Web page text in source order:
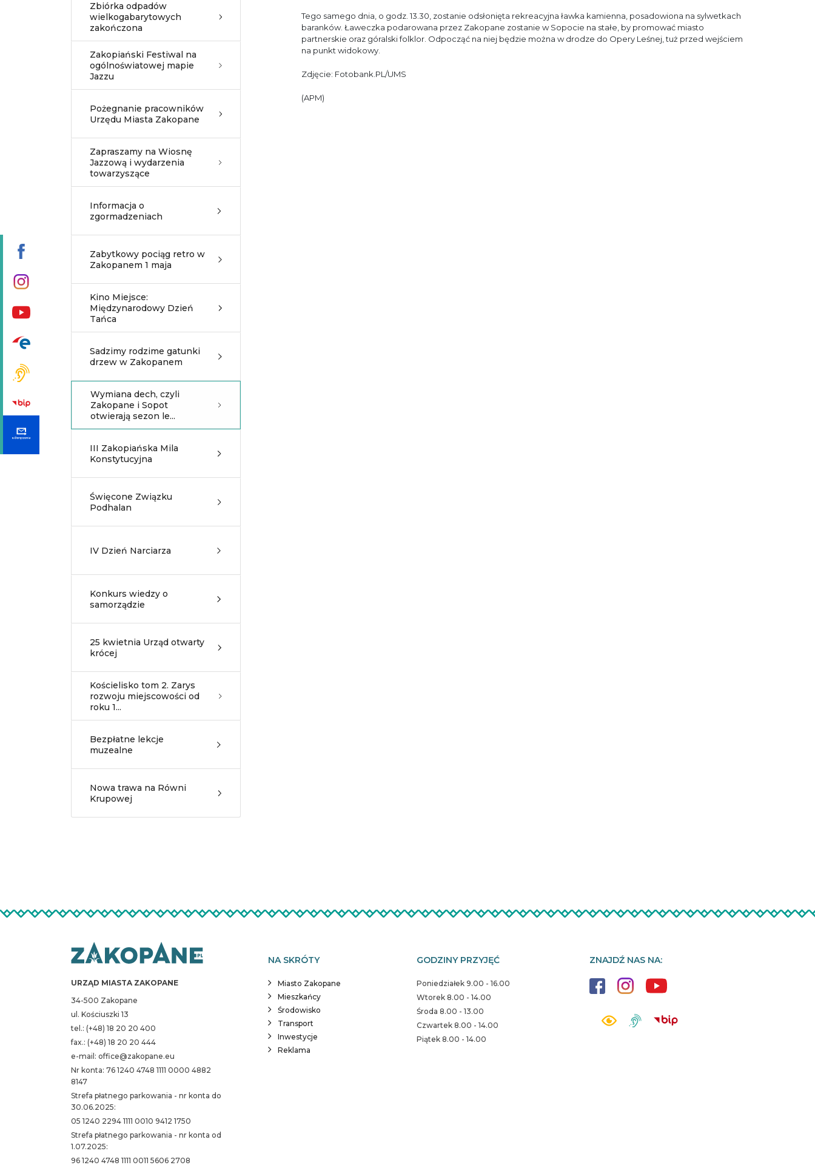
Zbiórka odpadów
wielkogabarytowych
zakończona
Zakopiański Festiwal na
ogólnoświatowej mapie
Jazzu
Pożegnanie pracowników
Urzędu Miasta Zakopane
Zapraszamy na Wiosnę
Jazzową i wydarzenia
towarzyszące
Informacja o
zgormadzeniach
Zabytkowy pociąg retro w
Zakopanem 1 maja
Kino Miejsce:
Międzynarodowy Dzień
Tańca
Sadzimy rodzime gatunki
drzew w Zakopanem
Wymiana dech, czyli
Zakopane i Sopot
otwierają sezon le...
III Zakopiańska Mila
Konstytucyjna
Święcone Związku
Podhalan
IV Dzień Narciarza
Konkurs wiedzy o
samorządzie
25 kwietnia Urząd otwarty
krócej
Kościelisko tom 2. Zarys
rozwoju miejscowości od
roku 1...
Bezpłatne lekcje
muzealne
Nowa trawa na Równi
Krupowej
Tego samego dnia, o godz. 13.30, zostanie odsłonięta rekreacyjna ławka kamienna, posadowiona na sylwetkach
baranków. Ławeczka podarowana przez Zakopane zostanie w Sopocie na stałe, by promować miasto
partnerskie oraz góralski folklor. Odpocząć na niej będzie można w drodze do Opery Leśnej, tuż przed wejściem
na punkt widokowy.
Zdjęcie: Fotobank.PL/UMS
(APM)
URZĄD MIASTA ZAKOPANE
34-500 Zakopane
ul. Kościuszki 13
tel.: (+48) 18 20 20 400
fax.: (+48) 18 20 20 444
e-mail: office@zakopane.eu
Nr konta: 76 1240 4748 1111 0000 4882
8147
Strefa płatnego parkowania - nr konta do
30.06.2025:
05 1240 2294 1111 0010 9412 1750
Strefa płatnego parkowania - nr konta od
1.07.2025:
96 1240 4748 1111 0011 5606 2708
NA SKRÓTY
Miasto Zakopane
Mieszkańcy
Środowisko
Transport
Inwestycje
Reklama
GODZINY PRZYJĘĆ
Poniedziałek 9.00 - 16.00
Wtorek 8.00 - 14.00
Środa 8.00 - 13.00
Czwartek 8.00 - 14.00
Piątek 8.00 - 14.00
ZNAJDŹ NAS NA: